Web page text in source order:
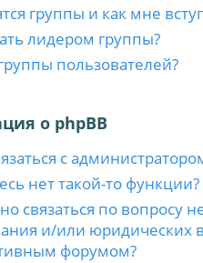
группы и как мне
лидером группы?
пользователей?
о phpBB
с
нет такой-то функции?
связаться по вопросу
и/или юридических
форумом?